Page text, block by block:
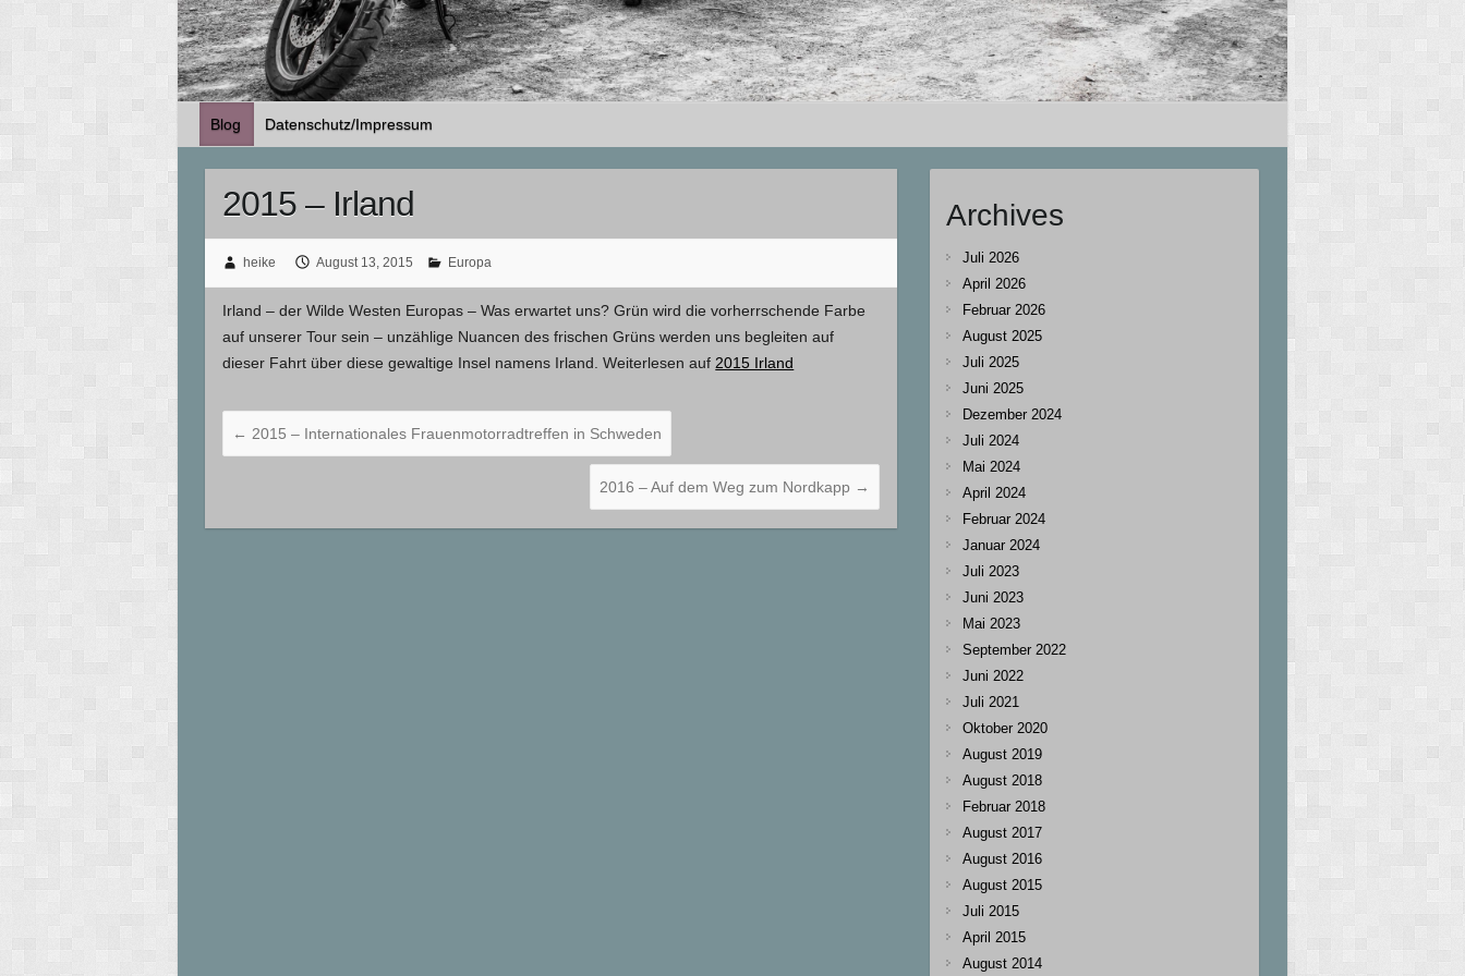
Blog Datenschutz/Impressum
2015 – Irland
heike August 13, 2015 Europa
Irland – der Wilde Westen Europas – Was erwartet uns? Grün wird die vorherrschende Farbe
auf unserer Tour sein – unzählige Nuancen des frischen Grüns werden uns begleiten auf
dieser Fahrt über diese gewaltige Insel namens Irland. Weiterlesen auf2015 Irland
← 2015 – Internationales Frauenmotorradtreffen in Schweden
2016 – Auf dem Weg zum Nordkapp →
Archives
Juli 2026
April 2026
Februar 2026
August 2025
Juli 2025
Juni 2025
Dezember 2024
Juli 2024
Mai 2024
April 2024
Februar 2024
Januar 2024
Juli 2023
Juni 2023
Mai 2023
September 2022
Juni 2022
Juli 2021
Oktober 2020
August 2019
August 2018
Februar 2018
August 2017
August 2016
August 2015
Juli 2015
April 2015
August 2014